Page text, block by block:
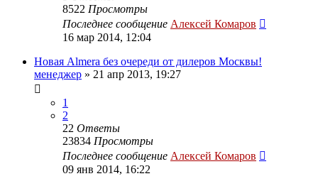
8522 Просмотры
Последнее сообщение Алексей Комаров
16 мар 2014, 12:04
Новая Almera без очереди от дилеров Москвы!
менеджер » 21 апр 2013, 19:27
1
2
22 Ответы
23834 Просмотры
Последнее сообщение Алексей Комаров
09 янв 2014, 16:22